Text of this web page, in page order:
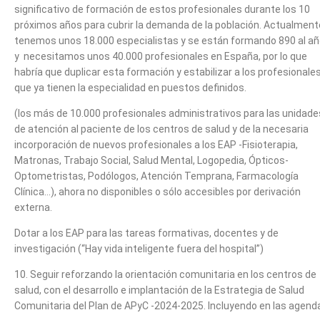
significativo de formación de estos profesionales durante los 10
próximos años para cubrir la demanda de la población.
tenemos unos 18.000 especialistas y se están formando 890 al
y necesitamos unos 40.000 profesionales en España, por lo que
habría que duplicar esta formación y estabilizar a los
que ya tienen la especialidad en puestos definidos.
(los más de 10.000 profesionales administrativos para las
de atención al paciente de los centros de salud y de la necesaria
incorporación de nuevos profesionales a los EAP -Fisioterapia,
Matronas, Trabajo Social, Salud Mental, Logopedia, Ópticos-
Optometristas, Podólogos, Atención Temprana, Farmacología
Clínica…), ahora no disponibles o sólo accesibles por derivación
externa.
Dotar a los EAP para las tareas formativas, docentes y de
investigación (“Hay vida inteligente fuera del hospital”)
10. Seguir reforzando la orientación comunitaria en los centros de
salud, con el desarrollo e implantación de la Estrategia de Salud
Comunitaria del Plan de APyC -2024-2025. Incluyendo en las